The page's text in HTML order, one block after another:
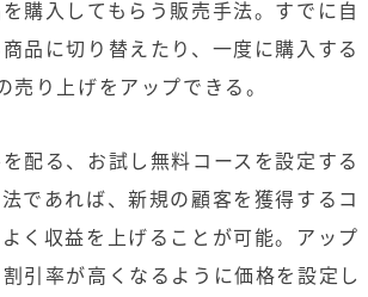
購入してもらう販売手法。すでに自
品に切り替えたり、一度に購入する
り上げをアップできる。
配る、お試し無料コースを設定する
であれば、新規の顧客を獲得するコ
く収益を上げることが可能。アップ
引率が高くなるように価格を設定し